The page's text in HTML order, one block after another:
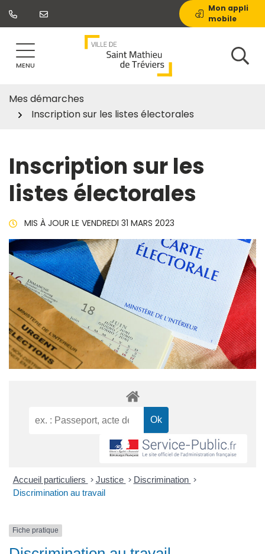
Aller
Mon appli
mobile
MENU
Mes démarches
Inscription sur les listes électorales
Inscription sur les
listes électorales
MIS À JOUR LE VENDREDI 31 MARS 2023
Accueil particuliers > Justice > Discrimination >
Discrimination au travail
Fiche pratique